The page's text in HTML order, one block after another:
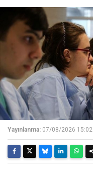
Yayınlanma: 07/08/2026 15:02